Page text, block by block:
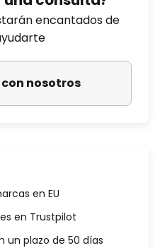
encantados de
nosotros
en EU
en Trustpilot
un plazo de 50 días